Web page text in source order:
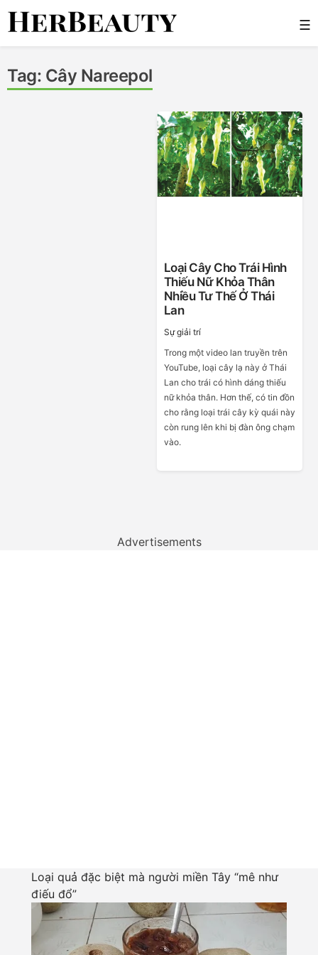
Skip
☰
Tag: Cây Nareepol
Loại Cây Cho Trái Hình
Thiếu Nữ Khỏa Thân
Nhiều Tư Thế Ở Thái
Lan
Sự giải trí
Trong một video lan truyền trên
YouTube, loại cây lạ này ở Thái
Lan cho trái có hình dáng thiếu
nữ khỏa thân. Hơn thế, có tin đồn
cho rằng loại trái cây kỳ quái này
còn rung lên khi bị đàn ông chạm
vào.
Advertisements
Loại quả đặc biệt mà người miền Tây “mê như
điếu đổ”